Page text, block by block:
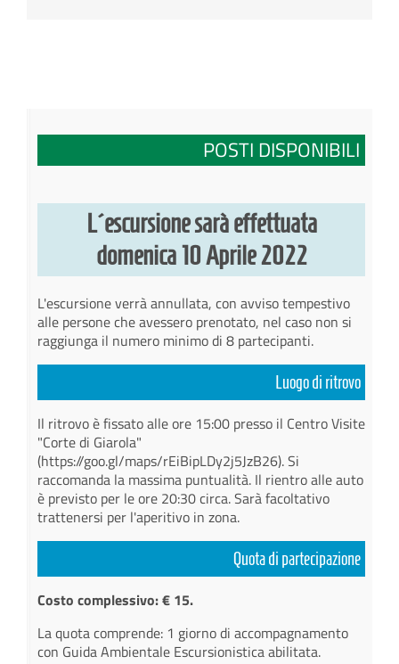
POSTI DISPONIBILI
L´escursione sarà effettuata
domenica 10 Aprile 2022
L'escursione verrà annullata, con avviso tempestivo
alle persone che avessero prenotato, nel caso non si
raggiunga il numero minimo di 8 partecipanti.
Luogo di ritrovo
Il ritrovo è fissato alle ore 15:00 presso il Centro Visite
"Corte di Giarola"
(https://goo.gl/maps/rEiBipLDy2j5JzB26). Si
raccomanda la massima puntualità. Il rientro alle auto
è previsto per le ore 20:30 circa. Sarà facoltativo
trattenersi per l'aperitivo in zona.
Quota di partecipazione
Costo complessivo: € 15.
La quota comprende: 1 giorno di accompagnamento
con Guida Ambientale Escursionistica abilitata.